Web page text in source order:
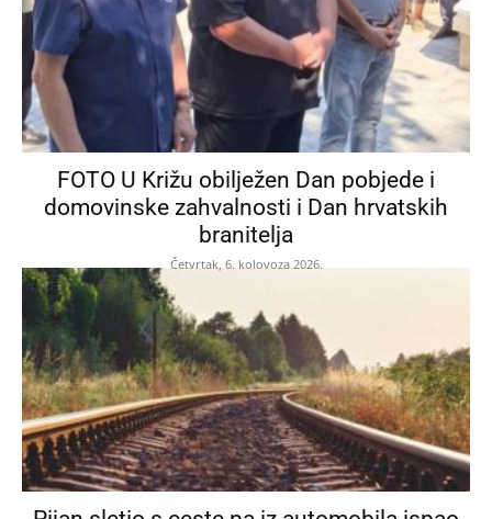
FOTO U Križu obilježen Dan pobjede i
domovinske zahvalnosti i Dan hrvatskih
branitelja
Četvrtak, 6. kolovoza 2026.